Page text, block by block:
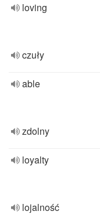
loving
czuły
able
zdolny
loyalty
lojalność